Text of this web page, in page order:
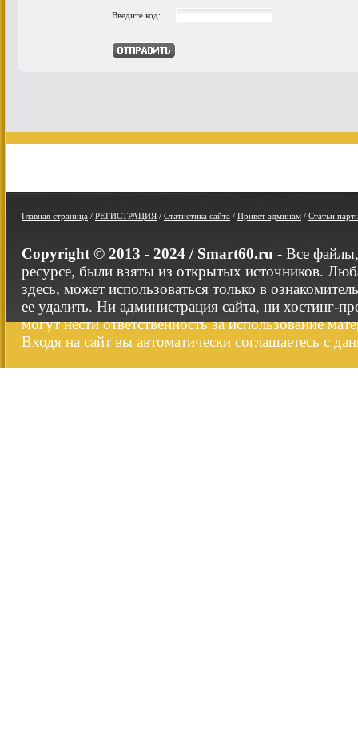
Введите код:
Главная страница / РЕГИСТРАЦИЯ / Статистика сайта / Привет админам / Статьи
Copyright © 2013 - 2024 / Smart60.ru - Все
ресурсе, были взяты из открытых источников.
здесь, может использоваться только в
ее удалить. Ни администрация сайта, ни хостинг-
могут нести ответственность за использование
Входя на сайт вы автоматически соглашаетесь с